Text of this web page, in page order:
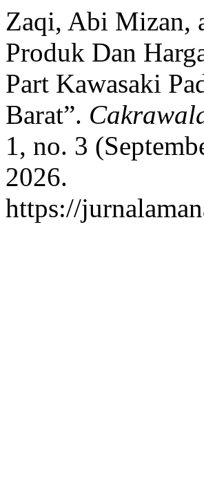
Zaqi, Abi Mizan,
Produk Dan
Part Kawasaki
Barat”.
1, no. 3
2026.
https://